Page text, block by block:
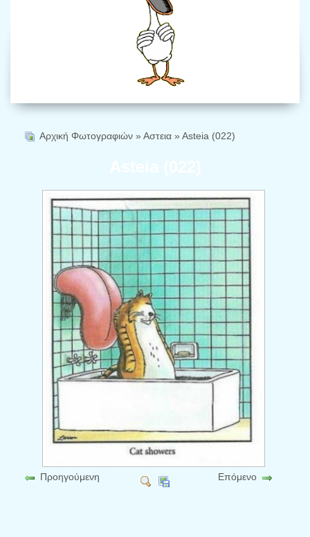
Αρχική Φωτογραφιών » Αστεια » Αsteia (022)
Προηγούμενη Επόμενο